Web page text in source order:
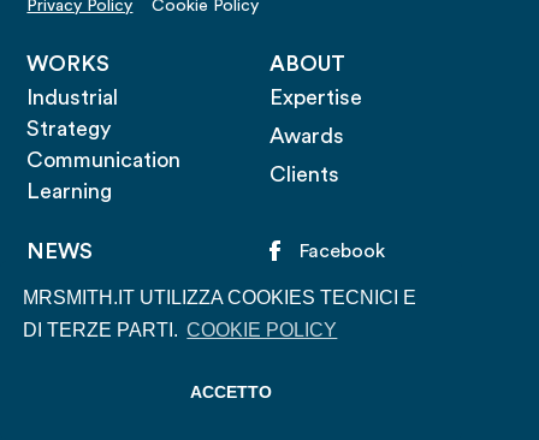
MRSMITH.IT UTILIZZA COOKIES TECNICI E
DI TERZE PARTI. COOKIE POLICY
ACCETTO
Privacy Policy
Cookie Policy
WORKS
Industrial
Strategy
Communication
Learning
ABOUT
Expertise
Awards
Clients
NEWS
CONTACT
LENS
Facebook
Twitter
Instagram